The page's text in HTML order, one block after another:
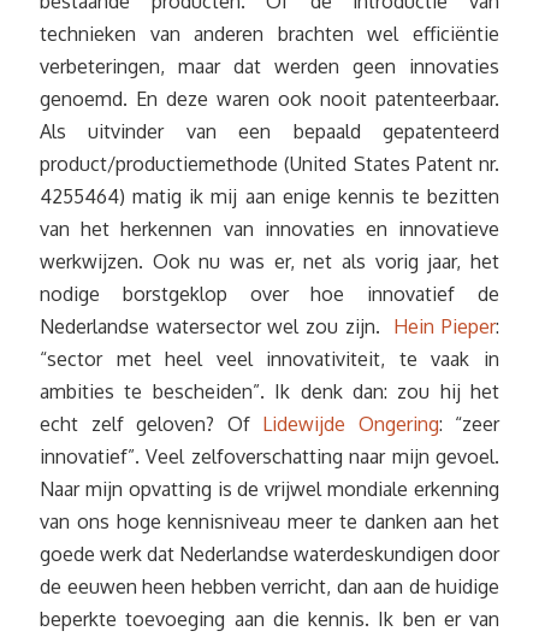
technieken van anderen brachten wel efficiëntie
verbeteringen, maar dat werden geen innovaties
genoemd. En deze waren ook nooit patenteerbaar.
Als uitvinder van een bepaald gepatenteerd
product/productiemethode (United States Patent nr.
4255464) matig ik mij aan enige kennis te bezitten
van het herkennen van innovaties en innovatieve
werkwijzen. Ook nu was er, net als vorig jaar, het
nodige borstgeklop over hoe innovatief de
Nederlandse watersector wel zou zijn. Hein Pieper:
“sector met heel veel innovativiteit, te vaak in
ambities te bescheiden”. Ik denk dan: zou hij het
echt zelf geloven? Of Lidewijde Ongering: “zeer
innovatief”. Veel zelfoverschatting naar mijn gevoel.
Naar mijn opvatting is de vrijwel mondiale erkenning
van ons hoge kennisniveau meer te danken aan het
goede werk dat Nederlandse waterdeskundigen door
de eeuwen heen hebben verricht, dan aan de huidige
beperkte toevoeging aan die kennis. Ik ben er van